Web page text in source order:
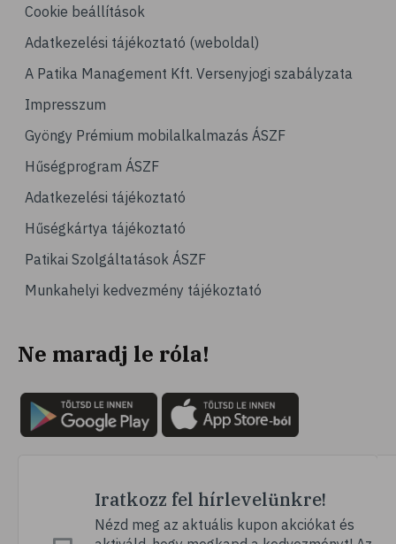
# gyorsgyaloglás
# relaxáció
# sportolás
# sípálya
# sífutás
# curling
# Egészség
# immunrendszer
# izomerősítés
# utazás
# nyaralás
# szúnyog
# szúnyogcsípés
Cookie beállítások
Adatkezelési tájékoztató (weboldal)
A Patika Management Kft. Versenyjogi szabályzata
Impresszum
Gyöngy Prémium mobilalkalmazás ÁSZF
Hűségprogram ÁSZF
Adatkezelési tájékoztató
Hűségkártya tájékoztató
Patikai Szolgáltatások ÁSZF
Munkahelyi kedvezmény tájékoztató
Ne maradj le róla!
Iratkozz fel hírlevelünkre!
Nézd meg az aktuális kupon akciókat és